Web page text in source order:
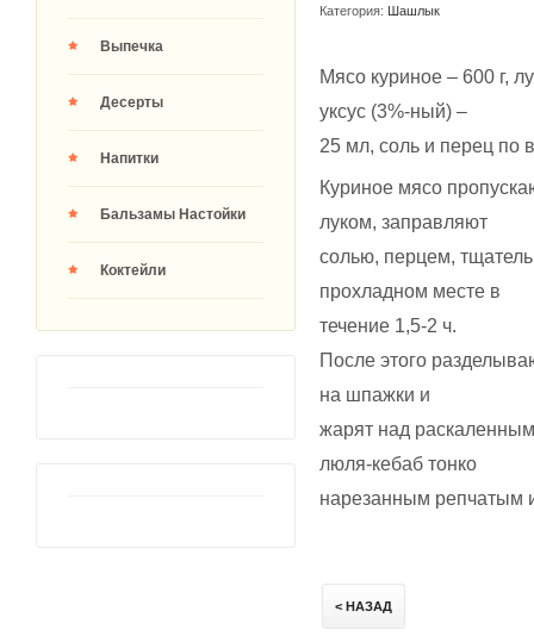
Выпечка
Десерты
Напитки
Бальзамы Настойки
Коктейли
Категория: Шашлык
Мясо куриное – 600 г,
уксус (3%-ный) –
25 мл, соль и перец по
Куриное мясо
луком, заправляют
солью, перцем,
прохладном месте в
течение 1,5-2 ч.
После этого
на шпажки и
жарят над
люля-кебаб тонко
нарезанным репчатым
< НАЗАД